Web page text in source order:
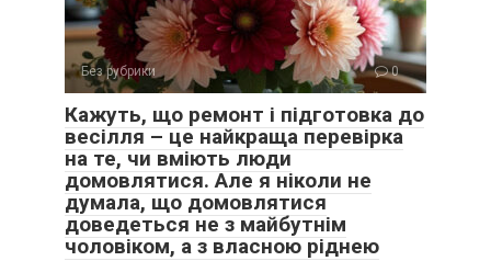
Без рубрики 0
Кажуть, що ремонт і підготовка до
весілля – це найкраща перевірка
на те, чи вміють люди
домовлятися. Але я ніколи не
думала, що домовлятися
доведеться не з майбутнім
чоловіком, а з власною ріднею